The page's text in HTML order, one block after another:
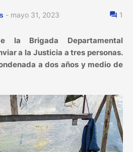
- mayo 31, 2023 1
la Brigada Departamental
a la Justicia a tres personas.
a dos años y medio de